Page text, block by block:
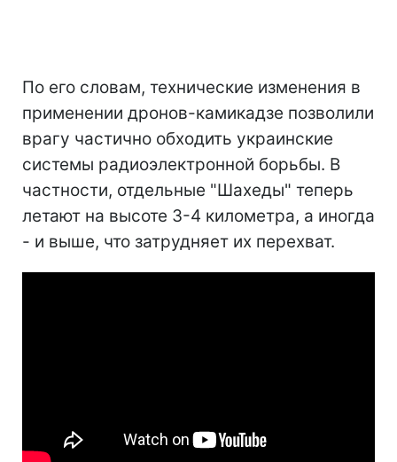
По его словам, технические изменения в
применении дронов-камикадзе позволили
врагу частично обходить украинские
системы радиоэлектронной борьбы. В
частности, отдельные "Шахеды" теперь
летают на высоте 3-4 километра, а иногда
- и выше, что затрудняет их перехват.